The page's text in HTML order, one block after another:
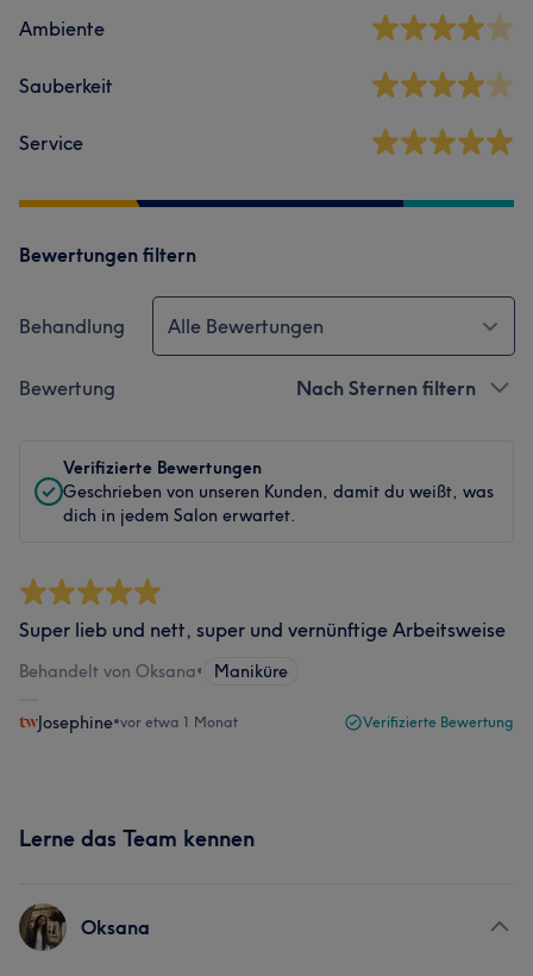
Ambiente
Sauberkeit
Service
Bewertungen filtern
Behandlung Alle Bewertungen
Bewertung Nach Sternen filtern
Verifizierte Bewertungen
Geschrieben von unseren Kunden, damit du weißt, was
dich in jedem Salon erwartet.
Super lieb und nett, super und vernünftige Arbeitsweise
Behandelt von Oksana• Maniküre
Josephine•vor etwa 1 Monat Verifizierte Bewertung
Lerne das Team kennen
Oksana